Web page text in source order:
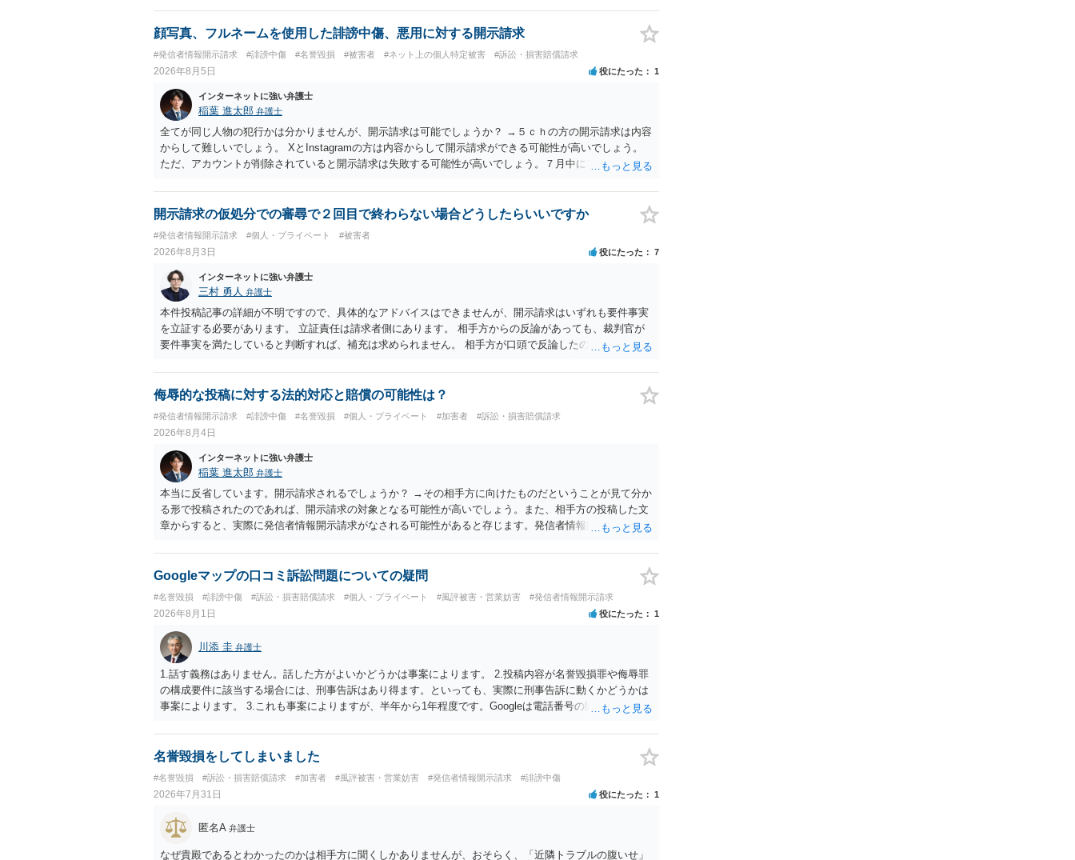
顔写真、フルネームを使用した誹謗中傷、悪用に対する開示請求
#発信者情報開示請求 #誹謗中傷 #名誉毀損 #被害者 #ネット上の個人特定被害 #訴訟・損害賠償請求
2026年8月5日 役にたった 1
インターネットに強い弁護士
稲葉 進太郎 弁護士
全てが同じ人物の犯行かは分かりませんが、開示請求は可能でしょうか？ →５ｃｈの方の開示請求は内容
からして難しいでしょう。 XとInstagramの方は内容からして開示請求ができる可能性が高いでしょう。
ただ、アカウントが削除されていると開示請求は失敗する可能性が高いでしょう。７月中にアカウントが
相手に全ての弁護士費用を負担させることは可能でしょうか？ →訴訟外の交渉で相手方が認めれば負担さ
せることができるでしょう。訴訟で判決となった場合は、実際の弁護士費用が認められる場合と認められ
開示請求の仮処分での審尋で２回目で終わらない場合どうしたらいいですか
#発信者情報開示請求 #個人・プライベート #被害者
2026年8月3日 役にたった 7
インターネットに強い弁護士
三村 勇人 弁護士
本件投稿記事の詳細が不明ですので、具体的なアドバイスはできませんが、開示請求はいずれも要件事実
を立証する必要があります。 立証責任は請求者側にあります。 相手方からの反論があっても、裁判官が
要件事実を満たしていると判断すれば、補充は求められません。 相手方が口頭で反論したのは、仮処分は
はXのため、APのIPアドレスの保存期間の問題もございます。 開示請求は法律知識が不可欠ですが、それ
だけでは足りず、実務を踏まえた方法を選択することが重要です。
侮辱的な投稿に対する法的対応と賠償の可能性は？
#発信者情報開示請求 #誹謗中傷 #名誉毀損 #個人・プライベート #加害者 #訴訟・損害賠償請求
2026年8月4日
インターネットに強い弁護士
稲葉 進太郎 弁護士
本当に反省しています。開示請求されるでしょうか？ →その相手方に向けたものだということが見て分か
る形で投稿されたのであれば、開示請求の対象となる可能性が高いでしょう。また、相手方の投稿した文
章からすると、実際に発信者情報開示請求がなされる可能性があると存じます。発信者情報開示請求が進
カウントの登録メールに意見照会がなされます。 また、された場合賠償金はいくらでしょうか。 →ケー
スバイケースであり、数万円から１００万単位まで様々でしょう。裁判外であれば交渉して相手方の請求
Googleマップの口コミ訴訟問題についての疑問
#名誉毀損 #誹謗中傷 #訴訟・損害賠償請求 #個人・プライベート #風評被害・営業妨害 #発信者情報開示請求
2026年8月1日 役にたった 1
川添 圭 弁護士
1.話す義務はありません。話した方がよいかどうかは事案によります。 2.投稿内容が名誉毀損罪や侮辱罪
の構成要件に該当する場合には、刑事告訴はあり得ます。といっても、実際に刑事告訴に動くかどうかは
事案によります。 3.これも事案によりますが、半年から1年程度です。Googleは電話番号の開示請求もで
さらにいえば、利用者からの口コミ投稿の場合、開示請求者はある程度対象者を特定できている（ただし
証拠による裏付けか必要なので発信者情報開示請求をする）というケースが比較的多いと思われます。
名誉毀損をしてしまいました
#名誉毀損 #訴訟・損害賠償請求 #加害者 #風評被害・営業妨害 #発信者情報開示請求 #誹謗中傷
2026年7月31日 役にたった 1
匿名A 弁護士
なぜ貴殿であるとわかったのかは相手方に聞くしかありませんが、おそらく、「近隣トラブルの腹いせ」